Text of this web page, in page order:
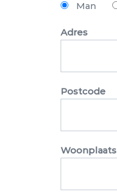
Man
Adres
Postcode
Woonplaats